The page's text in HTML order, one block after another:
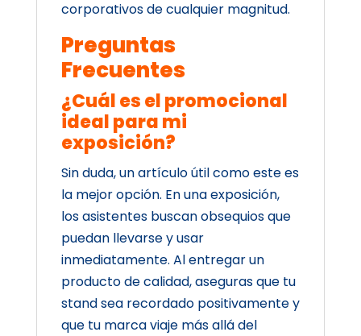
corporativos de cualquier magnitud.
Preguntas
Frecuentes
¿Cuál es el promocional
ideal para mi
exposición?
Sin duda, un artículo útil como este es
la mejor opción. En una exposición,
los asistentes buscan obsequios que
puedan llevarse y usar
inmediatamente. Al entregar un
producto de calidad, aseguras que tu
stand sea recordado positivamente y
que tu marca viaje más allá del